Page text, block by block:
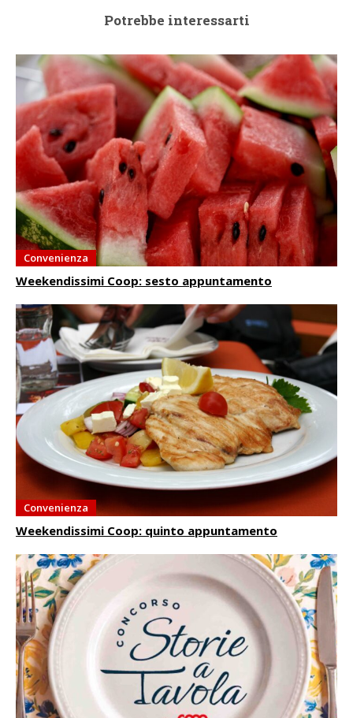
Potrebbe interessarti
Convenienza
Weekendissimi Coop: sesto appuntamento
Convenienza
Weekendissimi Coop: quinto appuntamento